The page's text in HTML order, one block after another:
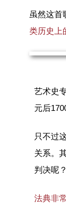
虽然这首
类历史上
艺术史
元后
只不过
关系。
判决呢？
法典非